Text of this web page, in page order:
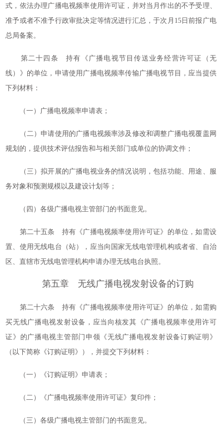
式，依法办理广播电视频率使用许可证，并对当月作出的不予受理、
准予或者不准予行政审批决定等情况进行汇总，于次月15日前报广电
总局备案。
第二十四条 持有《广播电视节目传送业务经营许可证（无
线）》的单位，申请使用广播电视频率传输广播电视节目，应当提供
下列材料：
（一）广播电视频率申请表；
（二）申请使用的广播电视频率涉及修改和调整广播电视覆盖网
规划的，提供技术评估报告和与相关部门或单位的协调文件；
（三）拟开展的广播电视业务的情况说明，包括功能、用途、服
务对象和预测规模以及建设计划等；
（四）各级广播电视主管部门的书面意见。
第二十五条 持有《广播电视频率使用许可证》的单位，如需设
置、使用无线电台（站），应当向国家无线电管理机构或者省、自治
区、直辖市无线电管理机构申请办理无线电台执照。
第五章 无线广播电视发射设备的订购
第二十六条 持有《广播电视频率使用许可证》的单位，如需购
买无线广播电视发射设备，应当向核发其《广播电视频率使用许可
证》的广播电视主管部门申领《无线广播电视发射设备订购证明》
（以下简称《订购证明》），并提交下列材料：
（一）《订购证明》申请表；
（二）《广播电视频率使用许可证》复印件；
（三）各级广播电视主管部门的书面意见。